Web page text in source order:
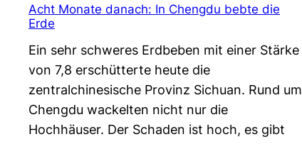
Acht Monate danach: In Chengdu bebte die
Erde
Ein sehr schweres Erdbeben mit einer Stärke
von 7,8 erschütterte heute die
zentralchinesische Provinz Sichuan. Rund um
Chengdu wackelten nicht nur die
Hochhäuser. Der Schaden ist hoch, es gibt